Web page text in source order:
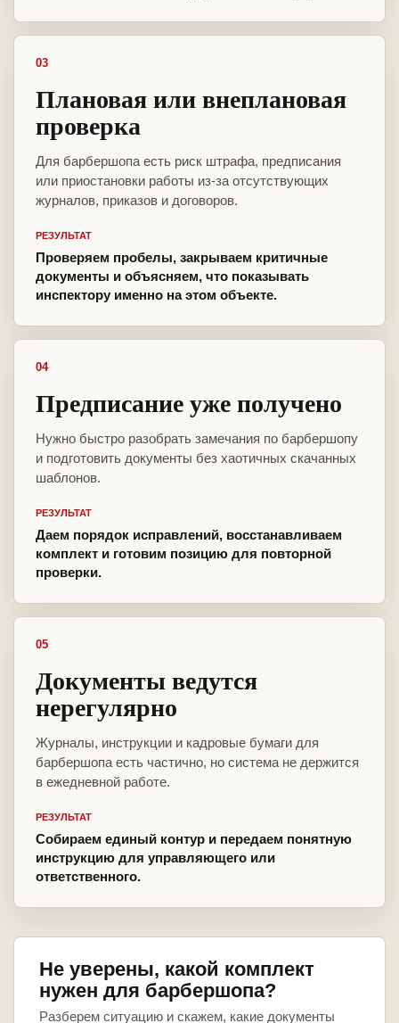
03
Плановая или внеплановая
проверка
Для барбершопа есть риск штрафа, предписания
или приостановки работы из-за отсутствующих
журналов, приказов и договоров.
РЕЗУЛЬТАТ
Проверяем пробелы, закрываем критичные
документы и объясняем, что показывать
инспектору именно на этом объекте.
04
Предписание уже получено
Нужно быстро разобрать замечания по барбершопу
и подготовить документы без хаотичных скачанных
шаблонов.
РЕЗУЛЬТАТ
Даем порядок исправлений, восстанавливаем
комплект и готовим позицию для повторной
проверки.
05
Документы ведутся
нерегулярно
Журналы, инструкции и кадровые бумаги для
барбершопа есть частично, но система не держится
в ежедневной работе.
РЕЗУЛЬТАТ
Собираем единый контур и передаем понятную
инструкцию для управляющего или
ответственного.
Не уверены, какой комплект
нужен для барбершопа?
Разберем ситуацию и скажем, какие документы